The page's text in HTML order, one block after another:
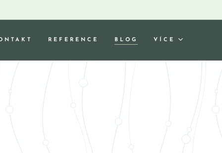
REFERENCE BLOG VÍCE